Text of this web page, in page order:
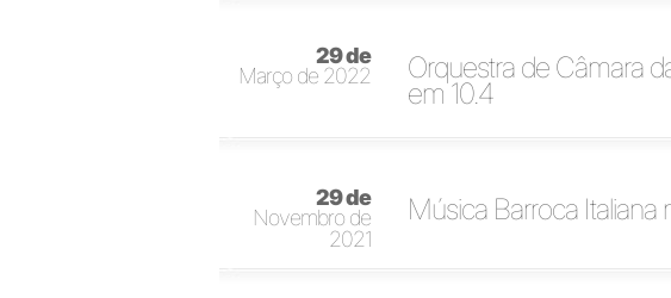
29 de
Março de 2022
Orquestra de Câmara
em 10.4
29 de
Novembro de
2021
Música Barroca